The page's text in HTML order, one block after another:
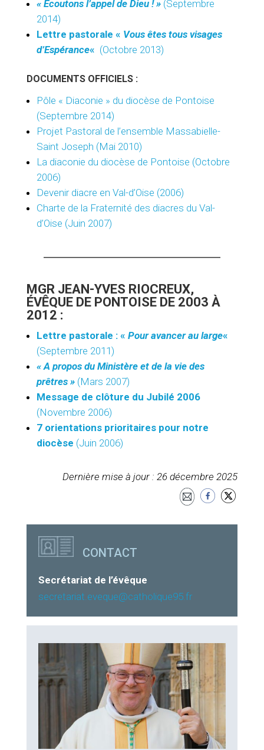
« Ecoutons l’appel de Dieu ! »(Septembre
2014)
Lettre pastorale « Vous êtes tous visages
d’Espérance« (Octobre 2013)
DOCUMENTS OFFICIELS:
Pôle « Diaconie » du diocèse de Pontoise
(Septembre 2014)
Projet Pastoral de l’ensemble Massabielle-
Saint Joseph (Mai 2010)
La diaconie du diocèse de Pontoise (Octobre
2006)
Devenir diacre en Val-d’Oise (2006)
Charte de la Fraternité des diacres du Val-
d’Oise (Juin 2007)
MGR JEAN-YVES RIOCREUX,
ÉVÊQUE DE PONTOISE DE 2003 À
2012 :
Lettre pastorale : « Pour avancer au large«
(Septembre 2011)
« A propos du Ministère et de la vie des
prêtres »(Mars 2007)
Message de clôture du Jubilé 2006
(Novembre 2006)
7 orientations prioritaires pour notre
diocèse (Juin 2006)
Dernière mise à jour : 26 décembre 2025
CONTACT
Secrétariat de l’évêque
secretariat.eveque@catholique95.fr